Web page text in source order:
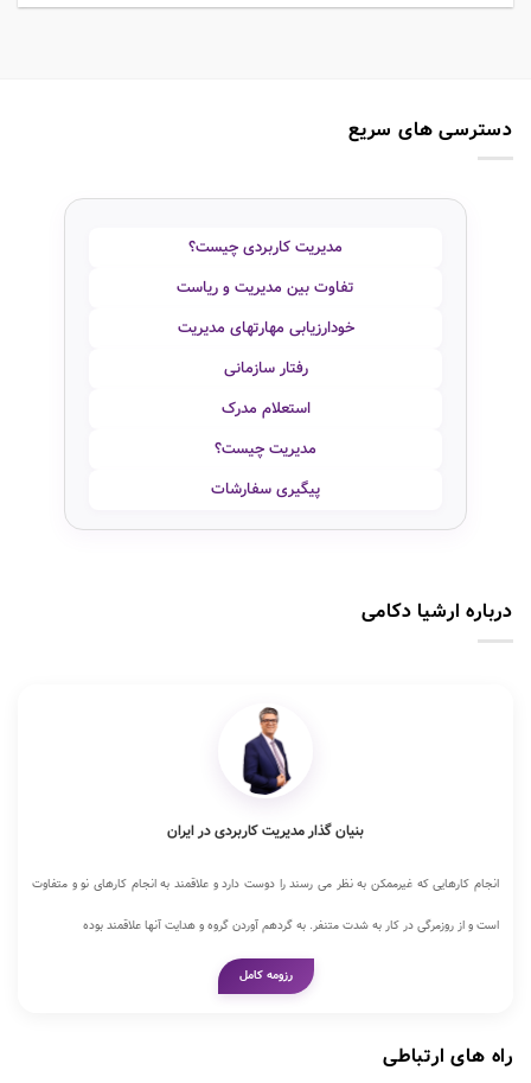
دسترسی های سریع
مدیریت کاربردی چیست؟
تفاوت بین مدیریت و ریاست
خودارزیابی مهارتهای مدیریت
رفتار سازمانی
استعلام مدرک
مدیریت چیست؟
پیگیری سفارشات
درباره ارشیا دکامی
بنیان گذار مدیریت کاربردی در ایران
انجام کارهایی که غیرممکن به نظر می رسند را دوست دارد و علاقمند به انجام کارهای نو و متفاوت
است و از روزمرگی در کار به شدت متنفر. به گردهم آوردن گروه و هدایت آنها علاقمند بوده
رزومه کامل
راه های ارتباطی